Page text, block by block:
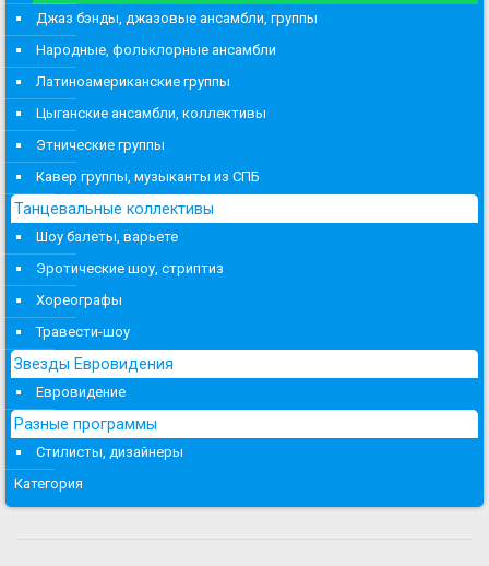
Джаз бэнды, джазовые ансамбли, группы
Народные, фольклорные ансамбли
Латиноамериканские группы
Цыганские ансамбли, коллективы
Этнические группы
Кавер группы, музыканты из СПБ
Танцевальные коллективы
Шоу балеты, варьете
Эротические шоу, стриптиз
Хореографы
Травести-шоу
Звезды Евровидения
Евровидение
Разные программы
Стилисты, дизайнеры
Категория